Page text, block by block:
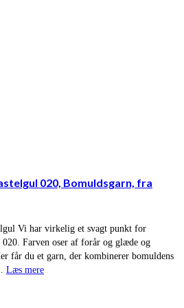
020, Bomuldsgarn, fra
Vi har virkelig et svagt punkt for
Farven oser af forår og glæde og
får du et garn, der kombinerer bomuldens
Læs mere